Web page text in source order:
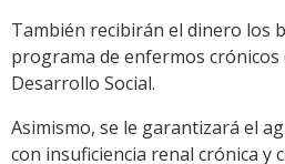
También recibirán el dinero los
programa de enfermos
Desarrollo Social.
Asimismo, se le garantizará el
con insuficiencia renal crónica y